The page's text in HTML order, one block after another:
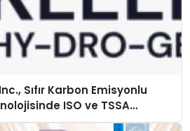
Sıfır Karbon Emisyonlu
ISO ve TSSA
Aldı